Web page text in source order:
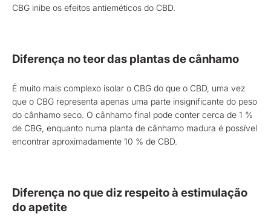
CBG inibe os efeitos antieméticos do CBD.
Diferença no teor das plantas de cânhamo
É muito mais complexo isolar o CBG do que o CBD, uma vez
que o CBG representa apenas uma parte insignificante do peso
do cânhamo seco. O cânhamo final pode conter cerca de 1 %
de CBG, enquanto numa planta de cânhamo madura é possível
encontrar aproximadamente 10 % de CBD.
Diferença no que diz respeito à estimulação
do apetite